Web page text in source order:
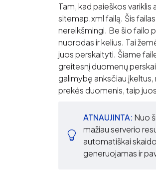
Tam, kad paieškos
sitemap.xml failą. Šis
nereikšmingi. Be šio failo
nuorodas ir kelius. Tai
juos perskaityti. Šiame
greitesnį duomenų
galimybę anksčiau
prekės duomenis, taip
ATNAUJINTA: Nuo
mažiau serverio
automatiškai
generuojamas ir